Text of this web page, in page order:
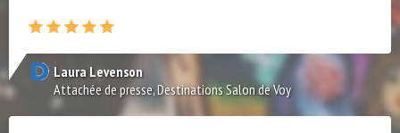
Laura Levenson
Attachée de presse, Destinations Salon de Voy